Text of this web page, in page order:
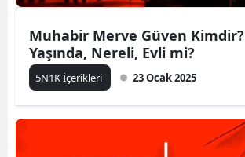
Muhabir Merve Güven
Yaşında, Nereli, Evli mi?
5N1K İçerikleri 23 Ocak 2025